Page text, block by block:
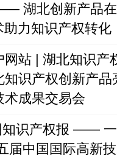
湖北创新产品
力知识产权转化
网站 | 湖北知识产
识产权创新产品
术成果交易会
知识产权报 —— 一
届中国国际高新